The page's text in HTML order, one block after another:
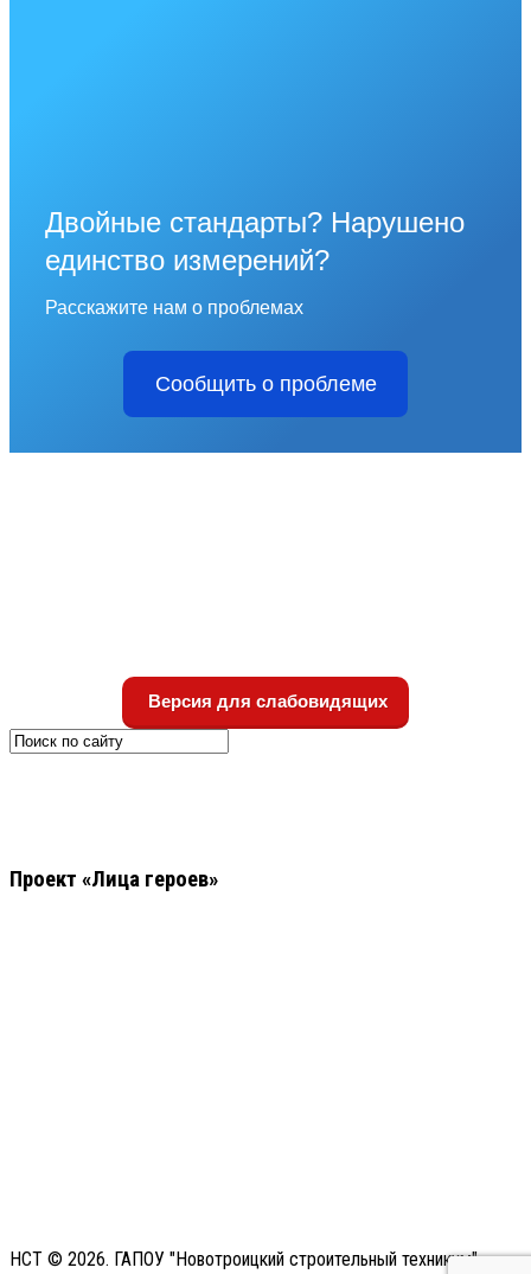
Двойные стандарты? Нарушено
единство измерений?
Расскажите нам о проблемах
Сообщить о проблеме
Версия для слабовидящих
Проект «Лица героев»
НСТ © 2026. ГАПОУ "Новотроицкий строительный техникум"